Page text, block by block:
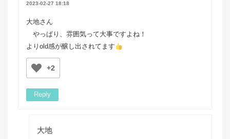
2023-02-27 18:18
大地さん
やっぱり、雰囲気って大事ですよね！
よりold感が醸し出されてます
+2
Reply
大地